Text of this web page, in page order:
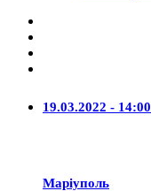
19.03.2022 - 14:00
Маріуполь